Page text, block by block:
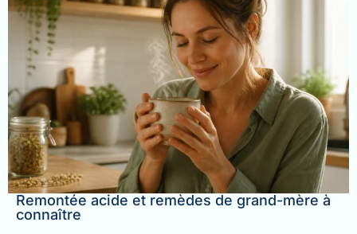
Remontée acide et remèdes de grand-mère à
connaître